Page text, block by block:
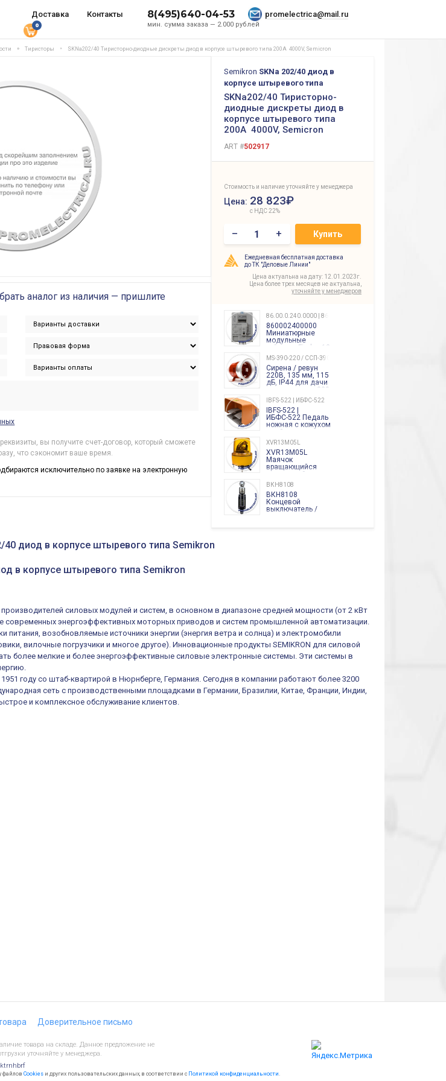
Доставка Контакты
мин. сумма заказа — 2.000 рублей
8(495)640-04-53 promelectrica@mail.ru
0
Тиристоры SKNa202/40 Тиристорно-диодные дискреты диод в корпусе штыревого типа 200A 4000V, Semicron
Semikron SKNa 202/40 диод в
корпусе штыревого типа
SKNa202/40 Тиристорно-
диодные дискреты диод в
корпусе штыревого типа
200A 4000V, Semicron
ART #502917
Стоимость и наличие уточняйте у менеджера
Цена: 28 823₽
с НДС 22%
– + Купить
Ежедневная бесплатная доставка
до ТК "Деловые Линии"
Цена актуальна на дату: 12.01.2023г.
Цена более трех месяцев не актуальна,
уточняйте у менеджеров
86.00.0.240.0000 | 860002400000
860002400000
Миниатюрные
модульные
таймеры Finder, 12-
240 Вольт AC/DC
Finder
86.00.0.240.0000
MS-390-220 / ССП-390 220В
Сирена / ревун
220В, 135 мм, 115
дБ, IP44 для дачи
производства 220
Вольт звук ситены
"пожарная
тревога"
IBFS-522 | ИБФС-522
IBFS-522 |
ИБФС-522 Педаль
ножная с кожухом
двойная,
контактная группа
2х(1НО+1НЗ)
15Ампер 250В
XVR13M05L
XVR13M05L
Маячок
вращающийся
оранжевый
230VAC 130мм
ВКН8108
ВКН8108
Концевой
выключатель /
алюминиевый
800202300000С | 80 02 0 230 0000 С
аналог из наличия — пришлите
вы получите счет-договор, который сможете
что сэкономит ваше время.
исключительно по заявке на электронную
40 диод в корпусе штыревого типа Semikron
в корпусе штыревого типа Semikron
силовых модулей и систем, в основном в диапазоне средней мощности (от 2 кВт
современных энергоэффективных моторных приводов и систем промышленной автоматизации.
питания, возобновляемые источники энергии (энергия ветра и солнца) и электромобили
вилочные погрузчики и многое другое). Инновационные продукты SEMIKRON для силовой
более мелкие и более энергоэффективные силовые электронные системы. Эти системы в
году со штаб-квартирой в Нюрнберге, Германия. Сегодня в компании работают более 3200
сеть с производственными площадками в Германии, Бразилии, Китае, Франции, Индии,
и комплексное обслуживание клиентов.
Доверительное письмо
товара на складе. Данное предложение не
уточняйте у менеджера.
файлов Cookies и других пользовательских данных, в соответствии с Политикой конфиденциальности.